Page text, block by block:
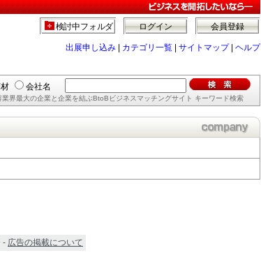
会員登録
ログイン
検討中フォルダ
出展申し込み カテゴリ一覧 サイトマップ| ヘルプ
会社名
業界最大の企業と企業を結ぶBtoBビジネスマッチングサイト キーワード検索
- 広告の掲載について